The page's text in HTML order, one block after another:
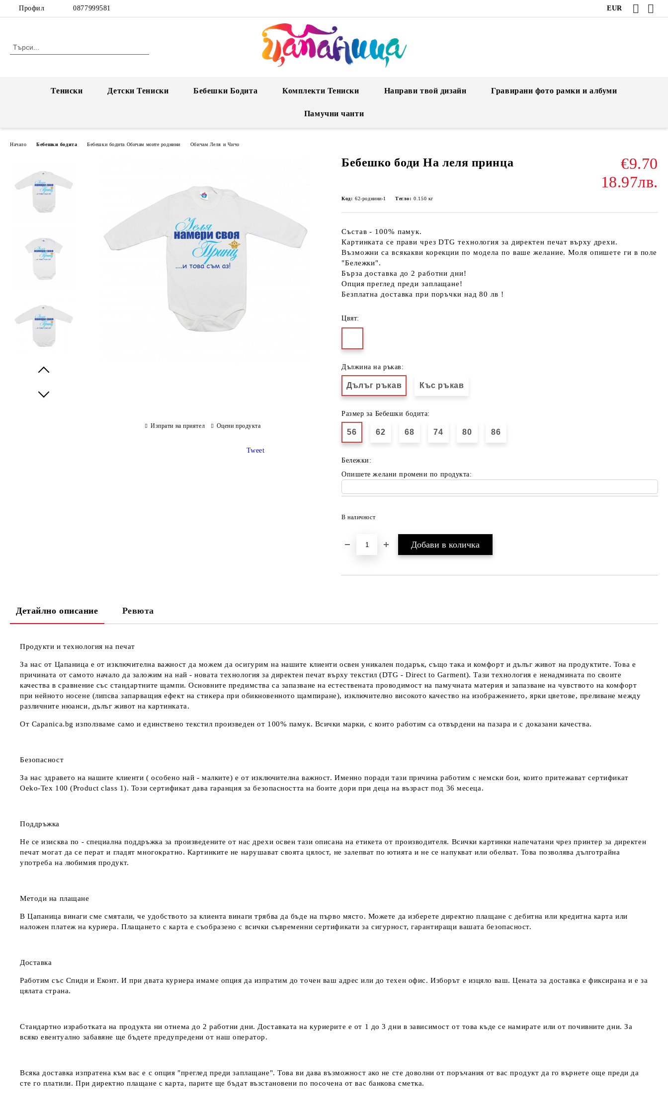
Профил 0877999581 EUR
Тениски Детски Тениски Бебешки Бодита Комплекти Тениски Направи твой дизайн Гравирани фото рамки и албуми
Памучни чанти
Начало Бебешки бодита Бебешки бодита Обичам моите роднини Обичам Леля и Чичо
Бебешко боди На леля принца
€9.70
18.97лв.
Код: 62-роднини-1 Тегло: 0.150 кг
Състав - 100% памук.
Картинката се прави чрез DTG технология за директен печат върху дрехи.
Възможни са всякакви корекции по модела по ваше желание. Моля опишете ги в поле
"Бележки".
Бърза доставка до 2 работни дни!
Опция преглед преди заплащане!
Безплатна доставка при поръчки над 80 лв !
Цвят:
Дължина на ръкав:
Дълъг ръкав Къс ръкав
Размер за Бебешки бодита:
56 62 68 74 80 86
Бележки:
Опишете желани промени по продукта:
В наличност
Изпрати на приятел Оцени продукта
Tweet
Детайлно описание Ревюта
Продукти и технология на печат
За нас от Цапаница е от изключителна важност да можем да осигурим на нашите клиенти освен уникален подарък, също така и комфорт и дълъг живот на продуктите. Това е
причината от самото начало да заложим на най - новата технология за директен печат върху текстил (DTG - Direct to Garment). Тази технология е ненадмината по своите
качества в сравнение със стандартните щампи. Основните предимства са запазване на естествената проводимост на памучната материя и запазване на чувството на комфорт
при нейното носене (липсва запарващия ефект на стикера при обикновенното щампиране), изключително високото качество на изображението, ярки цветове, преливане между
различните нюанси, дълъг живот на картинката.
От Capanica.bg използваме само и единствено текстил произведен от 100% памук. Всички марки, с които работим са отвърдени на пазара и с доказани качества.
Безопасност
За нас здравето на нашите клиенти ( особено най - малките) е от изключителна важност. Именно поради тази причина работим с немски бои, които притежават сертификат
Oeko-Tex 100 (Product class 1). Този сертификат дава гаранция за безопасността на боите дори при деца на възраст под 36 месеца.
Поддръжка
Не се изисква по - специална поддръжка за произведените от нас дрехи освен тази описана на етикета от производителя. Всички картинки напечатани чрез принтер за директен
печат могат да се перат и гладят многократно. Картинките не нарушават своята цялост, не залепват по ютията и не се напукват или обелват. Това позволява дълготрайна
употреба на любимия продукт.
Методи на плащане
В Цапаница винаги сме смятали, че удобството за клиента винаги трябва да бъде на първо място. Можете да изберете директно плащане с дебитна или кредитна карта или
наложен платеж на куриера. Плащането с карта е съобразено с всички съвременни сертификати за сигурност, гарантиращи вашата безопасност.
Доставка
Работим със Спиди и Еконт. И при двата куриера имаме опция да изпратим до точен ваш адрес или до техен офис. Изборът е изцяло ваш. Цената за доставка е фиксирана и е за
цялата страна.
Стандартно изработката на продукта ни отнема до 2 работни дни. Доставката на куриерите е от 1 до 3 дни в зависимост от това къде се намирате или от почивните дни. За
всяко евентуално забавяне ще бъдете предупредени от наш оператор.
Всяка доставка изпратена към вас е с опция "преглед преди заплащане". Това ви дава възможност ако не сте доволни от поръчания от вас продукт да го върнете още преди да
сте го платили. При директно плащане с карта, парите ще бъдат възстановени по посочена от вас банкова сметка.